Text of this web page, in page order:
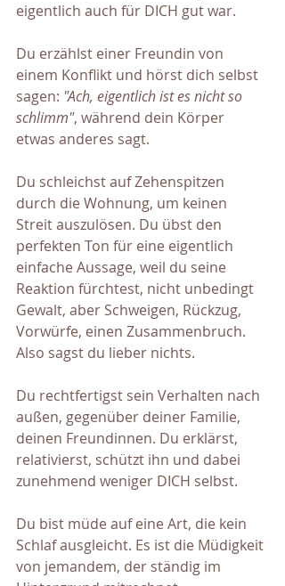
eigentlich auch für DICH gut war.
Du erzählst einer Freundin von
einem Konflikt und hörst dich selbst
sagen: "Ach, eigentlich ist es nicht so
schlimm", während dein Körper
etwas anderes sagt.
Du schleichst auf Zehenspitzen
durch die Wohnung, um keinen
Streit auszulösen. Du übst den
perfekten Ton für eine eigentlich
einfache Aussage, weil du seine
Reaktion fürchtest, nicht unbedingt
Gewalt, aber Schweigen, Rückzug,
Vorwürfe, einen Zusammenbruch.
Also sagst du lieber nichts.
Du rechtfertigst sein Verhalten nach
außen, gegenüber deiner Familie,
deinen Freundinnen. Du erklärst,
relativierst, schützt ihn und dabei
zunehmend weniger DICH selbst.
Du bist müde auf eine Art, die kein
Schlaf ausgleicht. Es ist die Müdigkeit
von jemandem, der ständig im